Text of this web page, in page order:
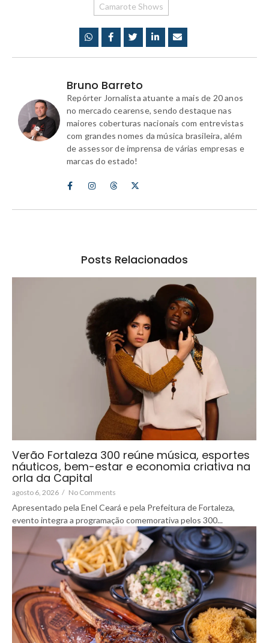
Camarote Shows
Bruno Barreto
Repórter Jornalista atuante a mais de 20 anos
no mercado cearense, sendo destaque nas
maiores coberturas nacionais com entrevistas
com grandes nomes da música brasileira, além
de assessor de imprensa de várias empresas e
marcas do estado!
Posts Relacionados
Verão Fortaleza 300 reúne música, esportes
náuticos, bem-estar e economia criativa na
orla da Capital
agosto 6, 2026 / No Comments
Apresentado pela Enel Ceará e pela Prefeitura de Fortaleza,
evento integra a programação comemorativa pelos 300...